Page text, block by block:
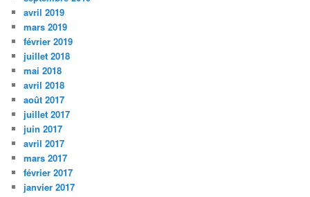
avril 2019
mars 2019
février 2019
juillet 2018
mai 2018
avril 2018
août 2017
juillet 2017
juin 2017
avril 2017
mars 2017
février 2017
janvier 2017